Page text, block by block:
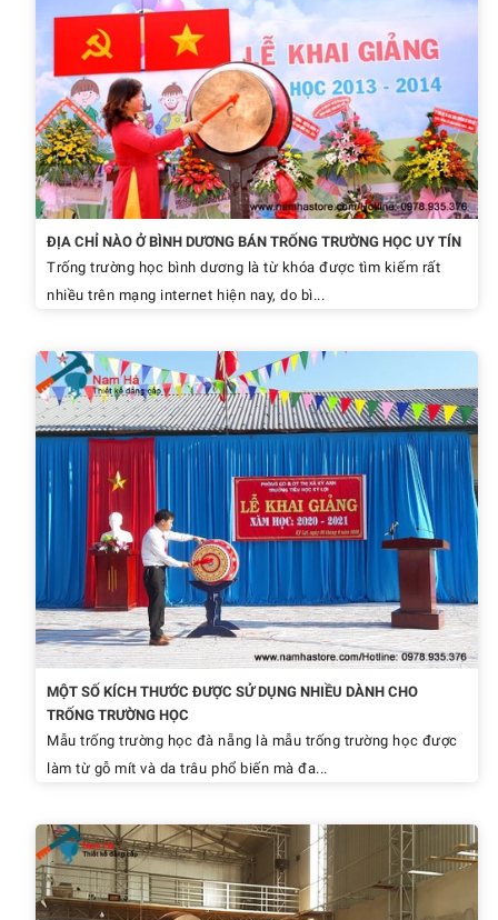
ĐỊA CHỈ NÀO Ở BÌNH DƯƠNG BÁN TRỐNG TRƯỜNG HỌC UY TÍN
Trống trường học bình dương là từ khóa được tìm kiếm rất
nhiều trên mạng internet hiện nay, do bì...
MỘT SỐ KÍCH THƯỚC ĐƯỢC SỬ DỤNG NHIỀU DÀNH CHO
TRỐNG TRƯỜNG HỌC
Mẫu trống trường học đà nẵng là mẫu trống trường học được
làm từ gỗ mít và da trâu phổ biến mà đa...